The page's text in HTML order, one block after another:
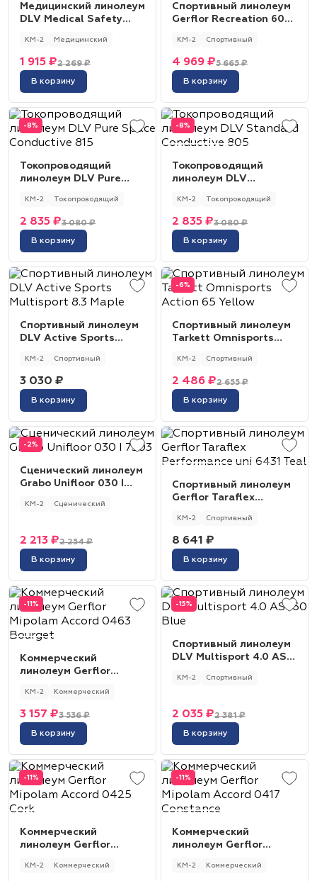
Медицинский линолеум
DLV Medical Safety
КМ-2 Медицинский
2 269 ₽
1 915 ₽
В корзину
Спортивный линолеум
Gerflor Recreation 60
КМ-2 Спортивный
5 665 ₽
4 969 ₽
В корзину
-8%
Токопроводящий
линолеум DLV Pure
КМ-2 Токопроводящий
3 080 ₽
2 835 ₽
В корзину
-8%
Токопроводящий
линолеум DLV
805
КМ-2 Токопроводящий
3 080 ₽
2 835 ₽
В корзину
Спортивный линолеум
DLV Active Sports
КМ-2 Спортивный
3 030 ₽
В корзину
-6%
Спортивный линолеум
Tarkett Omnisports
КМ-2 Спортивный
2 655 ₽
2 486 ₽
В корзину
-2%
Сценический линолеум
Grabo Unifloor 030 I
КМ-2 Сценический
2 254 ₽
2 213 ₽
В корзину
Спортивный линолеум
Gerflor Taraflex
Teal
КМ-2 Спортивный
8 641 ₽
В корзину
-11%
Коммерческий
линолеум Gerflor
Bourget
КМ-2 Коммерческий
3 536 ₽
3 157 ₽
В корзину
-15%
Спортивный линолеум
DLV Multisport 4.0 AS
КМ-2 Спортивный
2 381 ₽
2 035 ₽
В корзину
-11%
Коммерческий
линолеум Gerflor
Cork
КМ-2 Коммерческий
-11%
Коммерческий
линолеум Gerflor
Constance
КМ-2 Коммерческий